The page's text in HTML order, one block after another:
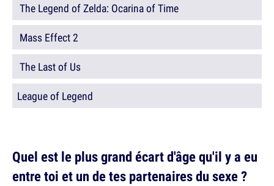
The Legend of Zelda: Ocarina of Time
Mass Effect 2
The Last of Us
League of Legend
Quel est le plus grand écart d'âge qu'il y a eu
entre toi et un de tes partenaires du sexe ?